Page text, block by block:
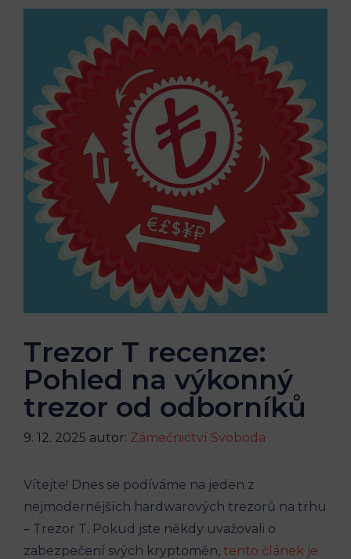
Trezor T recenze:
Pohled na výkonný
trezor od odborníků
9. 12. 2025 autor: Zámečnictví Svoboda
Vítejte! Dnes se podíváme na jeden z
nejmodernějších hardwarových trezorů na trhu
– Trezor T. Pokud jste někdy uvažovali o
zabezpečení svých kryptoměn, tento článek je